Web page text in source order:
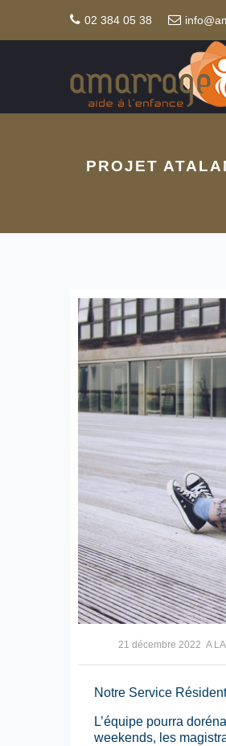
02 384 05 38
PROJET
21 décembre 2022 A
Notre Service
L’équipe pourra
weekends, les